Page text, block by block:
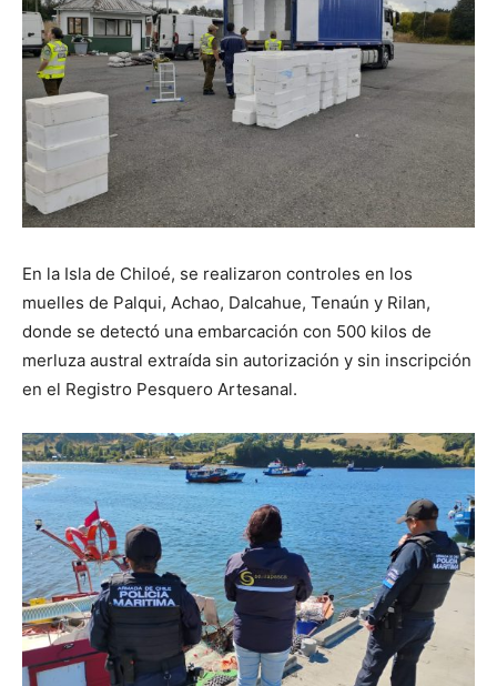
En la Isla de Chiloé, se realizaron controles en los
muelles de Palqui, Achao, Dalcahue, Tenaún y Rilan,
donde se detectó una embarcación con 500 kilos de
merluza austral extraída sin autorización y sin inscripción
en el Registro Pesquero Artesanal.